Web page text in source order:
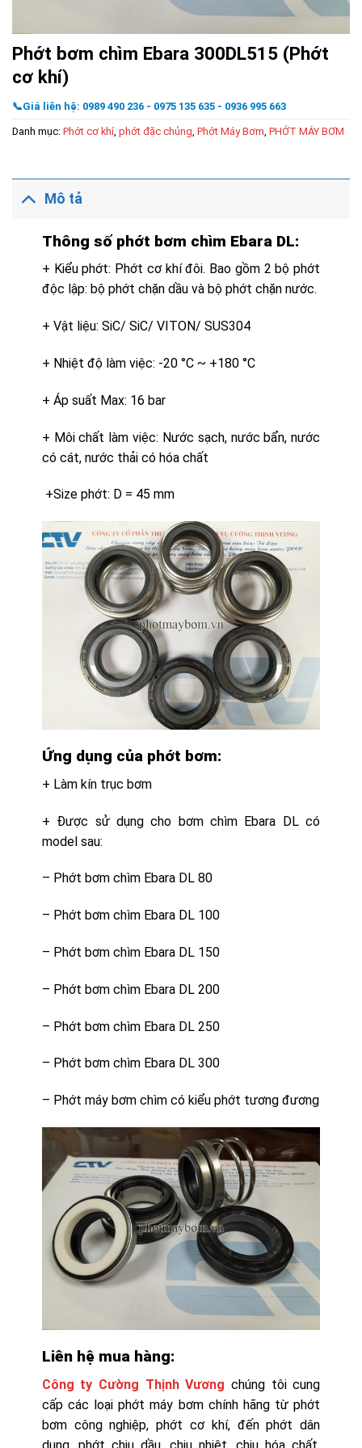
Phớt bơm chìm Ebara 300DL515 (Phớt
cơ khí)
📞Giá liên hệ: 0989 490 236 - 0975 135 635 - 0936 995 663
Danh mục: Phớt cơ khí phớt đặc chủng Phớt Máy Bơm PHỚT MÁY BƠM
Mô tả
Thông số phớt bơm chìm Ebara DL:
+ Kiểu phớt: Phớt cơ khí đôi. Bao gồm 2 bộ phớt
độc lập: bộ phớt chặn dầu và bộ phớt chặn nước.
+ Vật liệu: SiC/ SiC/ VITON/ SUS304
+ Nhiệt độ làm việc: -20 °C ~ +180 °C
+ Áp suất Max: 16 bar
+ Môi chất làm việc: Nước sạch, nước bẩn, nước
có cát, nước thải có hóa chất
+Size phớt: D = 45 mm
Ứng dụng của phớt bơm:
+ Làm kín trục bơm
+ Được sử dụng cho bơm chìm Ebara DL có
model sau:
– Phớt bơm chìm Ebara DL 80
– Phớt bơm chìm Ebara DL 100
– Phớt bơm chìm Ebara DL 150
– Phớt bơm chìm Ebara DL 200
– Phớt bơm chìm Ebara DL 250
– Phớt bơm chìm Ebara DL 300
– Phớt máy bơm chìm có kiểu phớt tương đương
Liên hệ mua hàng:
Công ty Cường Thịnh Vương chúng tôi cung
cấp các loại phớt máy bơm chính hãng từ phớt
bơm công nghiệp, phớt cơ khí, đến phớt dân
dụng, phớt chịu dầu, chịu nhiệt, chịu hóa chất,